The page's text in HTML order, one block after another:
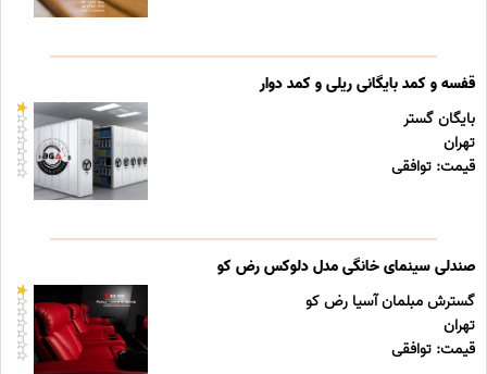
قفسه و کمد بایگانی ریلی و کمد دوار
بایگان گستر
تهران
قیمت: توافقی
صندلی سینمای خانگی مدل دلوکس رض کو
گسترش مبلمان آسیا رض کو
تهران
قیمت: توافقی